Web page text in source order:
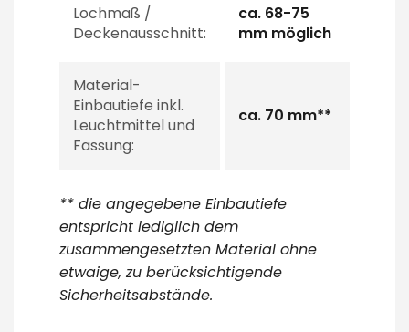
Lochmaß /
Deckenausschnitt:
ca. 68-75
mm möglich
Material-
Einbautiefe inkl.
Leuchtmittel und
Fassung:
ca. 70 mm**
** die angegebene Einbautiefe
entspricht lediglich dem
zusammengesetzten Material ohne
etwaige, zu berücksichtigende
Sicherheitsabstände.